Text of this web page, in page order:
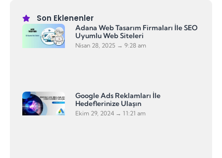
Son Eklenenler
Adana Web Tasarım Firmaları İle SEO
Uyumlu Web Siteleri
Nisan 28, 2025 9:28 am
Google Ads Reklamları İle
Hedeflerinize Ulaşın
Ekim 29, 2024 11:21 am